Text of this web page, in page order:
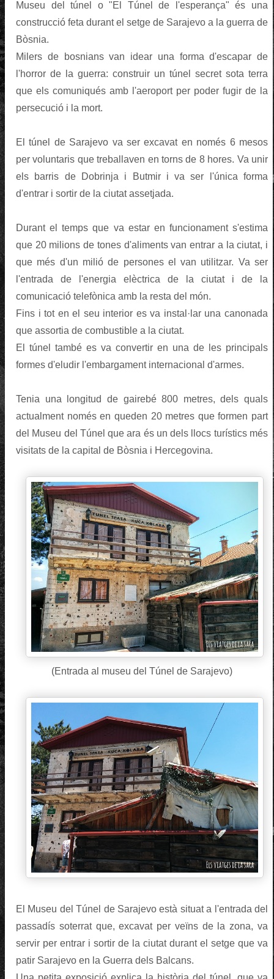
Museu del túnel o "El Túnel de l'esperança" és una
construcció feta durant el setge de Sarajevo a la guerra de
Bòsnia.
Milers de bosnians van idear una forma d'escapar de
l'horror de la guerra: construir un túnel secret sota terra
que els comuniqués amb l'aeroport per poder fugir de la
persecució i la mort.
El túnel de Sarajevo va ser excavat en només 6 mesos
per voluntaris que treballaven en torns de 8 hores. Va unir
els barris de Dobrinja i Butmir i va ser l'única forma
d'entrar i sortir de la ciutat assetjada.
Durant el temps que va estar en funcionament s'estima
que 20 milions de tones d'aliments van entrar a la ciutat, i
que més d'un milió de persones el van utilitzar. Va ser
l'entrada de l'energia elèctrica de la ciutat i de la
comunicació telefònica amb la resta del món.
Fins i tot en el seu interior es va instal·lar una canonada
que assortia de combustible a la ciutat.
El túnel també es va convertir en una de les principals
formes d'eludir l'embargament internacional d'armes.
Tenia una longitud de gairebé 800 metres, dels quals
actualment només en queden 20 metres que formen part
del Museu del Túnel que ara és un dels llocs turístics més
visitats de la capital de Bòsnia i Hercegovina.
(Entrada al museu del Túnel de Sarajevo)
El Museu del Túnel de Sarajevo està situat a l'entrada del
passadís soterrat que, excavat per veïns de la zona, va
servir per entrar i sortir de la ciutat durant el setge que va
patir Sarajevo en la Guerra dels Balcans.